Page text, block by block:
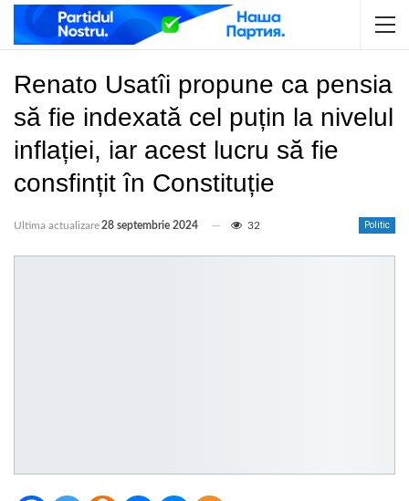
Renato Usatîi propune ca pensia
să fie indexată cel puțin la nivelul
inflației, iar acest lucru să fie
consfințit în Constituție
Politic
Ultima actualizare28 septembrie 2024 32